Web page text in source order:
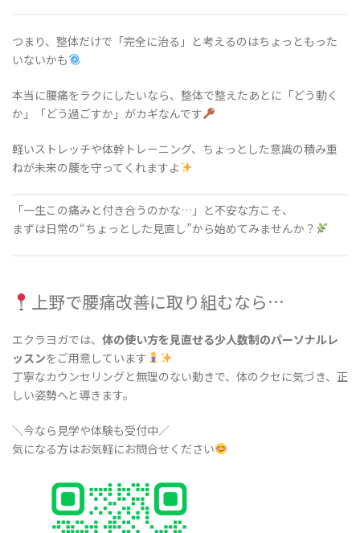
つまり、整体だけで「完全に治る」と考えるのはちょっともった
いないかも
本当に腰痛をラクにしたいなら、整体で整えたあとに「どう動く
か」「どう過ごすか」がカギなんです
軽いストレッチや体幹トレーニング、ちょっとした意識の積み重
ねが未来の腰を守ってくれますよ
「一生この痛みと付き合うのかな…」と不安な方こそ、
まずは日常の“ちょっとした見直し”から始めてみませんか？
上野で腰痛改善に取り組むなら…
エクラヨガでは、 体の使い方を見直せる少人数制のパーソナルレ
ッスンをご用意しています
丁寧なカウンセリングと無理のない動きで、体のクセに気づき、正
しい姿勢へと導きます。
＼今なら見学や体験も受付中／
気になる方はお気軽にお問合せください